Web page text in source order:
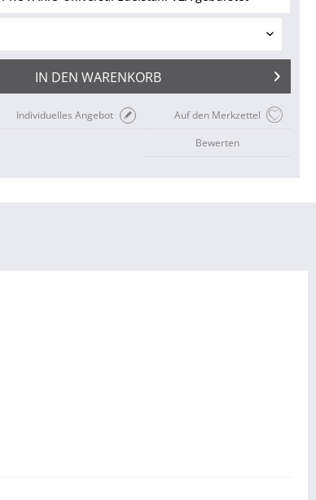
IN DEN WARENKORB
Auf den Merkzettel
Individuelles Angebot
Bewerten